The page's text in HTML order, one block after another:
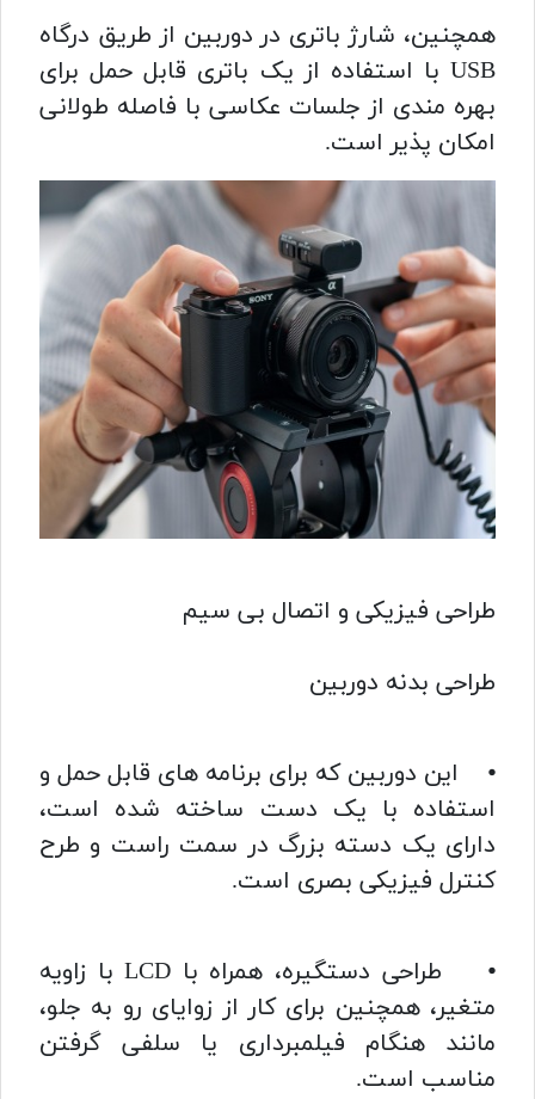
همچنین، شارژ باتری در دوربین از طریق درگاه
USB با استفاده از یک باتری قابل حمل برای
بهره مندی از جلسات عکاسی با فاصله طولانی
امکان پذیر است.
طراحی فیزیکی و اتصال بی سیم
طراحی بدنه دوربین
⦁ این دوربین که برای برنامه های قابل حمل و
استفاده با یک دست ساخته شده است،
دارای یک دسته بزرگ در سمت راست و طرح
کنترل فیزیکی بصری است.
⦁ طراحی دستگیره، همراه با LCD با زاویه
متغیر، همچنین برای کار از زوایای رو به جلو،
مانند هنگام فیلمبرداری یا سلفی گرفتن
مناسب است.